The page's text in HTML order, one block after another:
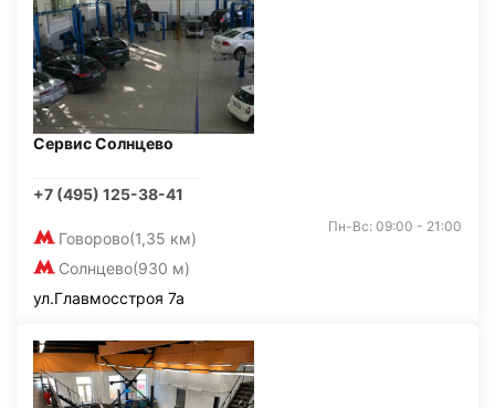
Сервис Солнцево
+7 (495) 125-38-41
Говорово(1,35 км)
Солнцево(930 м)
Пн-Вс: 09:00 - 21:00
ул.Главмосстроя 7а